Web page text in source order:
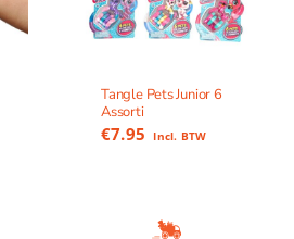
Tangle Pets Junior 6
Assorti
€7.95 Incl. BTW